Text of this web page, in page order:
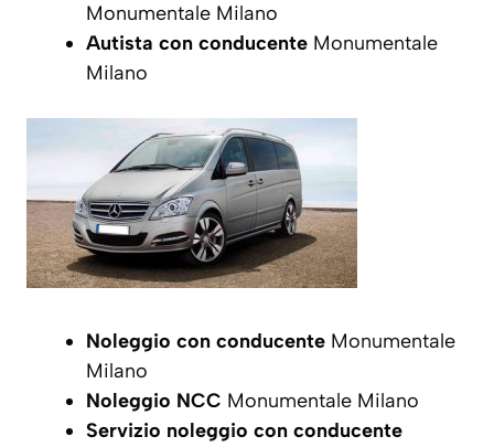
Monumentale Milano
Autista con conducente Monumentale
Milano
Noleggio con conducente Monumentale
Milano
Noleggio NCC Monumentale Milano
Servizio noleggio con conducente